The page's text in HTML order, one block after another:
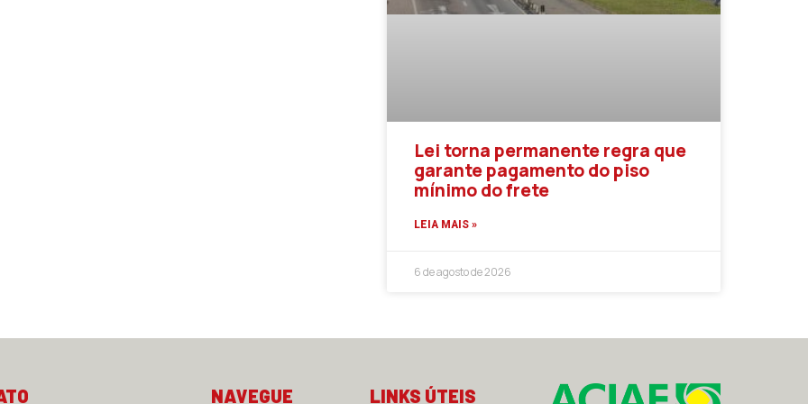
Lei torna permanente regra que
garante pagamento do piso
mínimo do frete
LEIA MAIS »
6 de agosto de 2026
NAVEGUE LINKS ÚTEIS